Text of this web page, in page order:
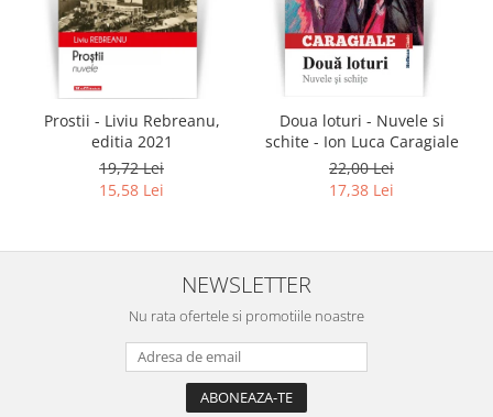
Prostii - Liviu Rebreanu,
editia 2021
19,72 Lei
15,58 Lei
Doua loturi - Nuvele si
schite - Ion Luca Caragiale
22,00 Lei
17,38 Lei
NEWSLETTER
Nu rata ofertele si promotiile noastre